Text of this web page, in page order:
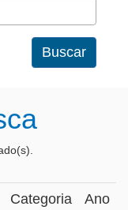
Buscar
Categoria
Ano